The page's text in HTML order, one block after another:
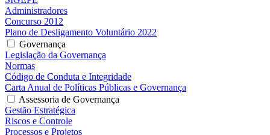
Administradores
Concurso 2012
Plano de Desligamento Voluntário 2022
Governança
Legislação da Governança
Normas
Código de Conduta e Integridade
Carta Anual de Políticas Públicas e Governança
Assessoria de Governança
Gestão Estratégica
Riscos e Controle
Processos e Projetos